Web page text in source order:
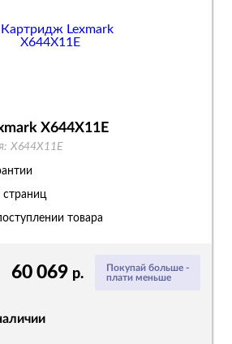
Покупай больше -
плати меньше
60 069 р.
X644X11E
X644X11E
товара